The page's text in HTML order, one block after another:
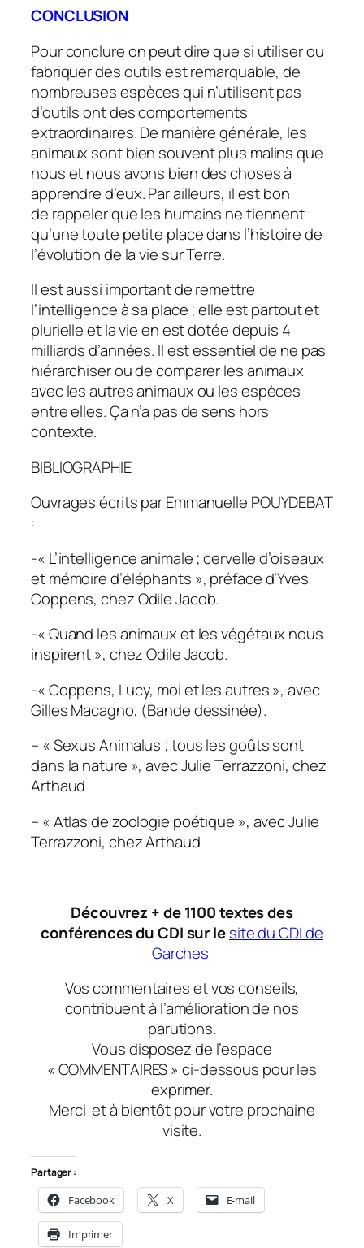
CONCLUSION
Pour conclure on peut dire que si utiliser ou
fabriquer des outils est remarquable, de
nombreuses espèces qui n’utilisent pas
d’outils ont des comportements
extraordinaires. De manière générale, les
animaux sont bien souvent plus malins que
nous et nous avons bien des choses à
apprendre d’eux. Par ailleurs, il est bon
de rappeler que les humains ne tiennent
qu’une toute petite place dans l’histoire de
l’évolution de la vie sur Terre.
Il est aussi important de remettre
l’intelligence à sa place ; elle est partout et
plurielle et la vie en est dotée depuis 4
milliards d’années. Il est essentiel de ne pas
hiérarchiser ou de comparer les animaux
avec les autres animaux ou les espèces
entre elles. Ça n’a pas de sens hors
contexte.
BIBLIOGRAPHIE
Ouvrages écrits par Emmanuelle POUYDEBAT
:
-« L’intelligence animale ; cervelle d’oiseaux
et mémoire d’éléphants », préface d’Yves
Coppens, chez Odile Jacob.
-« Quand les animaux et les végétaux nous
inspirent », chez Odile Jacob.
-« Coppens, Lucy, moi et les autres », avec
Gilles Macagno, (Bande dessinée).
– « Sexus Animalus ; tous les goûts sont
dans la nature », avec Julie Terrazzoni, chez
Arthaud
– « Atlas de zoologie poétique », avec Julie
Terrazzoni, chez Arthaud
Découvrez + de 1100 textes des
conférences du CDI sur lesite du CDI de
Garches
Vos commentaires et vos conseils,
contribuent à l’amélioration de nos
parutions.
Vous disposez de l’espace
« COMMENTAIRES » ci-dessous pour les
exprimer.
Merci et à bientôtpour votre prochaine
visite.
Partager :
Facebook X E-mail
Imprimer